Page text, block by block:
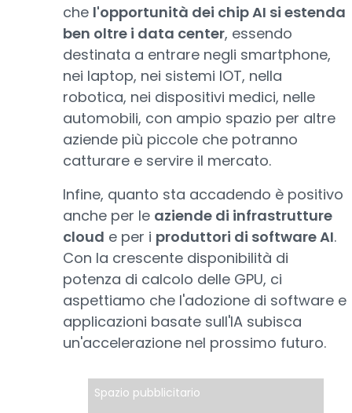
che l'opportunità dei chip AI si estenda
ben oltre i data center, essendo
destinata a entrare negli smartphone,
nei laptop, nei sistemi IOT, nella
robotica, nei dispositivi medici, nelle
automobili, con ampio spazio per altre
aziende più piccole che potranno
catturare e servire il mercato.
Infine, quanto sta accadendo è positivo
anche per le aziende di infrastrutture
cloud e per i produttori di software AI.
Con la crescente disponibilità di
potenza di calcolo delle GPU, ci
aspettiamo che l'adozione di software e
applicazioni basate sull'IA subisca
un'accelerazione nel prossimo futuro.
Spazio pubblicitario